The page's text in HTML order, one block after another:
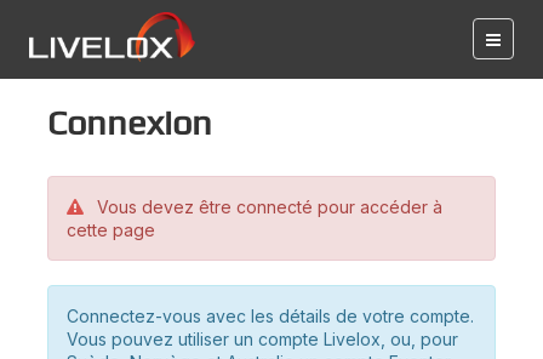
Connexion
Vous devez être connecté pour accéder à
cette page
Connectez-vous avec les détails de votre compte.
Vous pouvez utiliser un compte Livelox, ou, pour